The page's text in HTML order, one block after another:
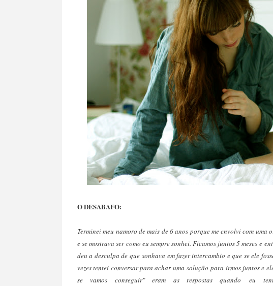
O DESABAFO:
Terminei meu namoro de mais de 6 anos porque me envolvi com uma
e se mostrava ser como eu sempre sonhei. Ficamos juntos 5 meses e
deu a desculpa de que sonhava em fazer intercambio e que se ele
vezes tentei conversar para achar uma solução para irmos juntos e
se vamos conseguir" eram as respostas quando eu